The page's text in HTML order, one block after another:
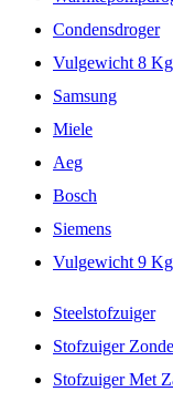
Condensdroger
Vulgewicht 8 Kg
Samsung
Miele
Aeg
Bosch
Siemens
Vulgewicht 9 Kg
Steelstofzuiger
Stofzuiger
Stofzuiger Met